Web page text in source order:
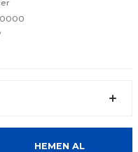
HEMEN AL